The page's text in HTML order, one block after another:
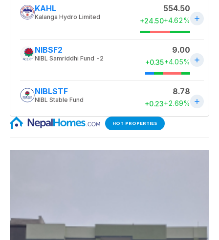
HOT PROPERTIES